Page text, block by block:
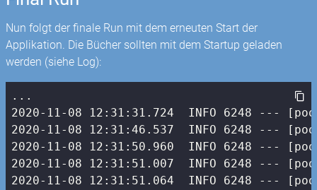
Nun folgt der finale Run mit dem erneuten Start der
Applikation. Die Bücher sollten mit dem Startup geladen
werden (siehe Log):
2020-11-08 12 : 31 : 31.724
  INFO
6248 ---
2020-11-08 12 : 31 :46.537
  INFO
6248 ---
2020-11-08 12 : 31 : 50.960
  INFO
6248 ---
2020-11-08 12 : 31 : 51.007
  INFO
6248 ---
2020-11-08 12 : 31 : 51.064
  INFO
6248 ---